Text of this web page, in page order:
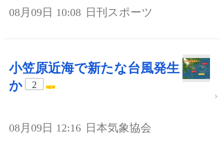
08月09日 10:08 日刊スポーツ
小笠原近海で新たな台風発生
か
2
08月09日 12:16 日本気象協会